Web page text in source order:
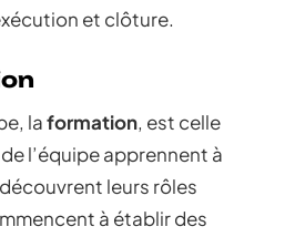
et clôture.
laformation, est celle
l’équipe apprennent à
leurs rôles
à établir des